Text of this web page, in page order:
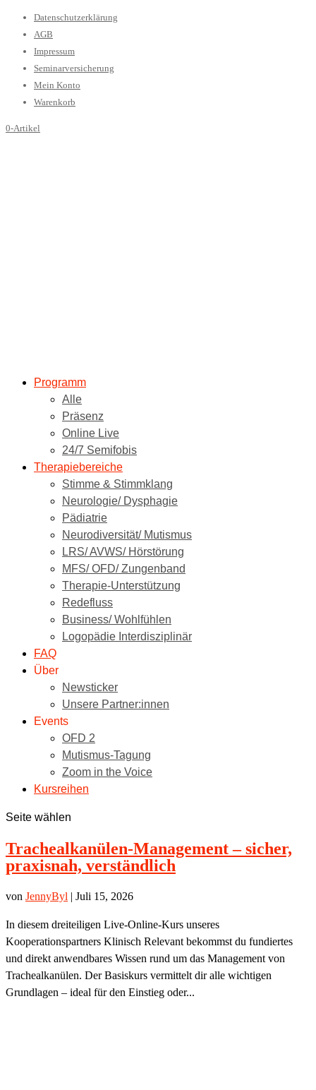
Datenschutzerklärung
AGB
Impressum
Seminarversicherung
Mein Konto
Warenkorb
0-Artikel
Programm
Alle
Präsenz
Online Live
24/7 Semifobis
Therapiebereiche
Stimme & Stimmklang
Neurologie/ Dysphagie
Pädiatrie
Neurodiversität/ Mutismus
LRS/ AVWS/ Hörstörung
MFS/ OFD/ Zungenband
Therapie-Unterstützung
Redefluss
Business/ Wohlfühlen
Logopädie Interdisziplinär
FAQ
Über
Newsticker
Unsere Partner:innen
Events
OFD 2
Mutismus-Tagung
Zoom in the Voice
Kursreihen
Seite wählen
Trachealkanülen-Management – sicher,
praxisnah, verständlich
von JennyByl | Juli 15, 2026
In diesem dreiteiligen Live-Online-Kurs unseres
Kooperationspartners Klinisch Relevant bekommst du fundiertes
und direkt anwendbares Wissen rund um das Management von
Trachealkanülen. Der Basiskurs vermittelt dir alle wichtigen
Grundlagen – ideal für den Einstieg oder...